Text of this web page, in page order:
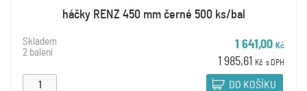
háčky RENZ 450 mm černé 500 ks/bal
Skladem
2 balení
1 641,00 Kč
1 985,61 Kč s DPH
DO KOŠÍKU